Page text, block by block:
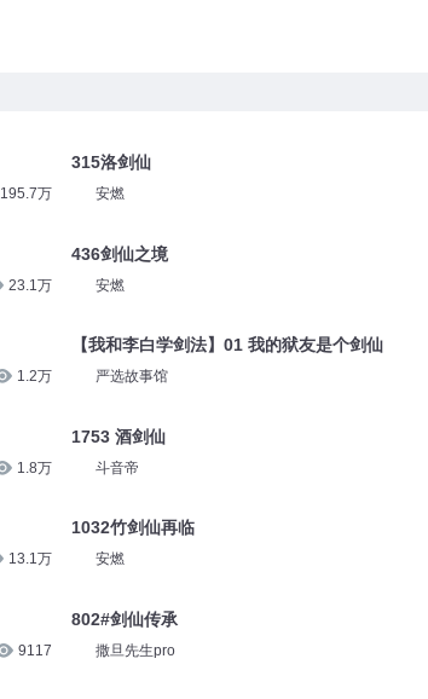
195.7万
23.1万
1.2万
1.8万
13.1万
9117
315洛剑仙
安燃
436剑仙之境
安燃
【我和李白学剑法】01 我的狱友是个剑仙
严选故事馆
1753 酒剑仙
斗音帝
1032竹剑仙再临
安燃
802#剑仙传承
撒旦先生pro